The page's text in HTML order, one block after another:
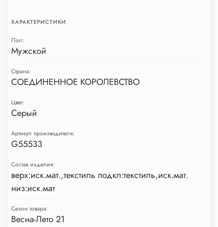
ХАРАКТЕРИСТИКИ
Пол:
Мужской
Страна:
СОЕДИНЕННОЕ КОРОЛЕВСТВО
Цвет:
Серый
Артикул производителя:
G55533
Состав изделия:
верх:иск.мат.,текстиль подкл:текстиль,иск.мат.
низ:иск.мат
Сезон товара:
Весна-Лето 21